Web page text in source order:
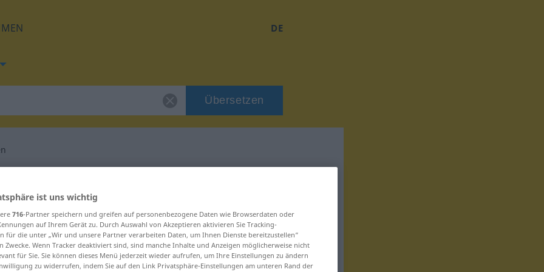
DE
Übersetzen
für "heimsuchen"
ist uns wichtig
716-Partner speichern und greifen auf personenbezogene Daten wie Browserdaten oder
auf Ihrem Gerät zu. Durch Auswahl von Akzeptieren aktivieren Sie Tracking-
für die unter „Wir und unsere Partner verarbeiten Daten, um Ihnen Dienste bereitzustellen“
Zwecke. Wenn Tracker deaktiviert sind, sind manche Inhalte und Anzeigen möglicherweise nicht
für Sie. Sie können dieses Menü jederzeit wieder aufrufen, um Ihre Einstellungen zu ändern
zu widerrufen, indem Sie auf den Link Privatsphäre-Einstellungen am unteren Rand der